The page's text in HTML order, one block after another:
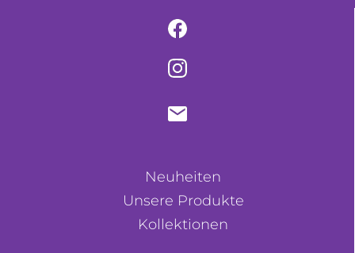
Neuheiten
Unsere Produkte
Kollektionen